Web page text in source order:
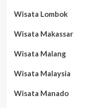
Wisata Lombok
Wisata Makassar
Wisata Malang
Wisata Malaysia
Wisata Manado